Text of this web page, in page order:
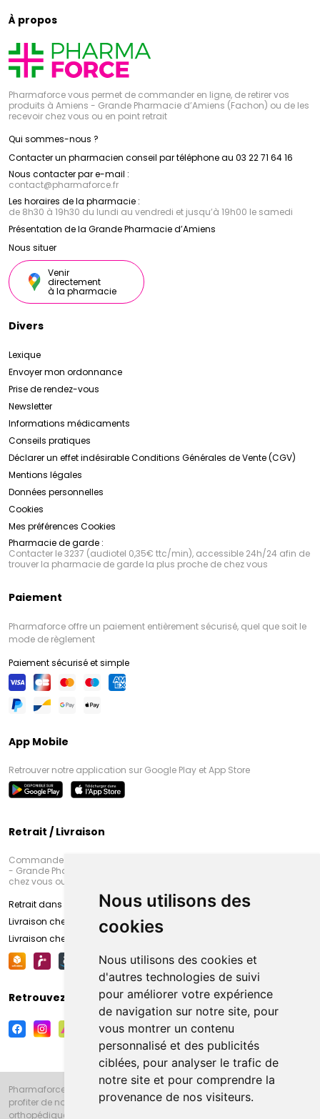
Nous utilisons des
cookies
Nous utilisons des cookies et
d'autres technologies de suivi
pour améliorer votre expérience
de navigation sur notre site, pour
vous montrer un contenu
personnalisé et des publicités
ciblées, pour analyser le trafic de
notre site et pour comprendre la
provenance de nos visiteurs.
À propos
Pharmaforce vous permet de commander en ligne, de retirer vos
produits à Amiens - Grande Pharmacie d’Amiens (Fachon) ou de les
recevoir chez vous ou en point retrait
Qui sommes-nous ?
Contacter un pharmacien conseil par téléphone au 03 22 71 64 16
Nous contacter par e-mail :
contact@pharmaforce.fr
Les horaires de la pharmacie :
de 8h30 à 19h30 du lundi au vendredi et jusqu’à 19h00 le samedi
Présentation de la Grande Pharmacie d’Amiens
Nous situer
Venir
directement
à la pharmacie
Divers
Lexique
Envoyer mon ordonnance
Prise de rendez-vous
Newsletter
Informations médicaments
Conseils pratiques
Déclarer un effet indésirableConditions Générales de Vente (CGV)
Mentions légales
Données personnelles
Cookies
Mes préférences Cookies
Pharmacie de garde :
Contacter le 3237 (audiotel 0,35€ ttc/min), accessible 24h/24 afin de
trouver la pharmacie de garde la plus proche de chez vous
Paiement
Pharmaforce offre un paiement entièrement sécurisé, quel que soit le
mode de règlement
Paiement sécurisé et simple
App Mobile
Retrouver notre application sur Google Play et App Store
Retrait / Livraison
Commandez en ligne et venez chercher votre commande à Amiens
- Grande Pharmacie d’Amiens (Fachon) ou recevez-là rapidement
chez vous ou en point retrait
Retrait dans la pharmacie d’Amiens
Livraison chez vous
Livraison chez votre commerçant
Retrouvez-nous sur vos réseaux sociaux
Pharmaforce.fr et la Grande Pharmacie d’Amiens vous souhaitent de
profiter de notre accueil, de nos conseils pharmaceutiques,
orthopédiques, homéopathiques, parapharmaceutiques, beauté et